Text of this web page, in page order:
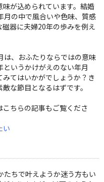
が込められています。結婚
月の中で風合いや色味、質感
器に夫婦20年の歩みを例え
は、おふたりならではの意味
いうかけがえのない年月
てはいかがでしょうか？き
な節目となるはずです。
ちらの記事もご覧くださ
い
ちで叶えようか迷う方もい